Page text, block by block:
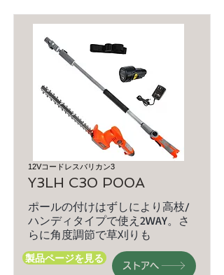
12Vコードレスバリカン3
Y3LH C30 P00A
ポールの付けはずしにより高枝/
ハンディタイプで使え2WAY。さ
らに角度調節で草刈りも
製品ページを見る
ストアへ